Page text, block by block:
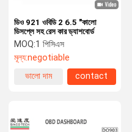
ডিও 921 ওবিডি 2 6.5 "কালো
ডিসপ্লে সহ রেস কার ড্যাশবোর্ড
MOQ:1 পিসিএস
মূল্য:negotiable
ভালো দাম
contact